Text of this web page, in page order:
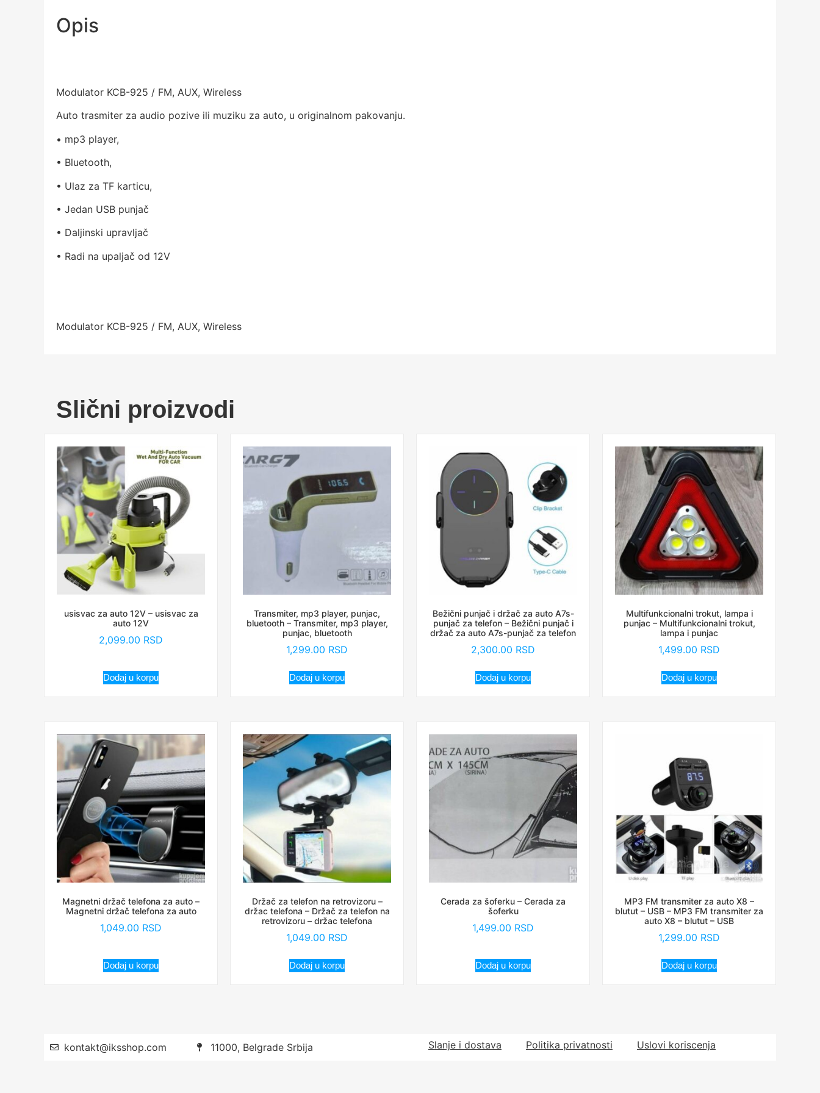
Opis
Modulator KCB-925 / FM, AUX, Wireless
Auto trasmiter za audio pozive ili muziku za auto, u originalnom pakovanju.
• mp3 player,
• Bluetooth,
• Ulaz za TF karticu,
• Jedan USB punjač
• Daljinski upravljač
• Radi na upaljač od 12V
Modulator KCB-925 / FM, AUX, Wireless
Slični proizvodi
usisvac za auto 12V – usisvac za
auto 12V
2,099.00 RSD
Dodaj u korpu
Transmiter, mp3 player, punjac,
bluetooth – Transmiter, mp3 player,
punjac, bluetooth
1,299.00 RSD
Dodaj u korpu
Bežični punjač i držač za auto A7s-
punjač za telefon – Bežični punjač i
držač za auto A7s-punjač za telefon
2,300.00 RSD
Dodaj u korpu
Multifunkcionalni trokut, lampa i
punjac – Multifunkcionalni trokut,
lampa i punjac
1,499.00 RSD
Dodaj u korpu
Magnetni držač telefona za auto –
Magnetni držač telefona za auto
1,049.00 RSD
Dodaj u korpu
Držač za telefon na retrovizoru –
držac telefona – Držač za telefon na
retrovizoru – držac telefona
1,049.00 RSD
Dodaj u korpu
Cerada za šoferku – Cerada za
šoferku
1,499.00 RSD
Dodaj u korpu
MP3 FM transmiter za auto X8 –
blutut – USB – MP3 FM transmiter za
auto X8 – blutut – USB
1,299.00 RSD
Dodaj u korpu
kontakt@iksshop.com 11000, Belgrade Srbija Slanje i dostava Politika privatnosti Uslovi koriscenja